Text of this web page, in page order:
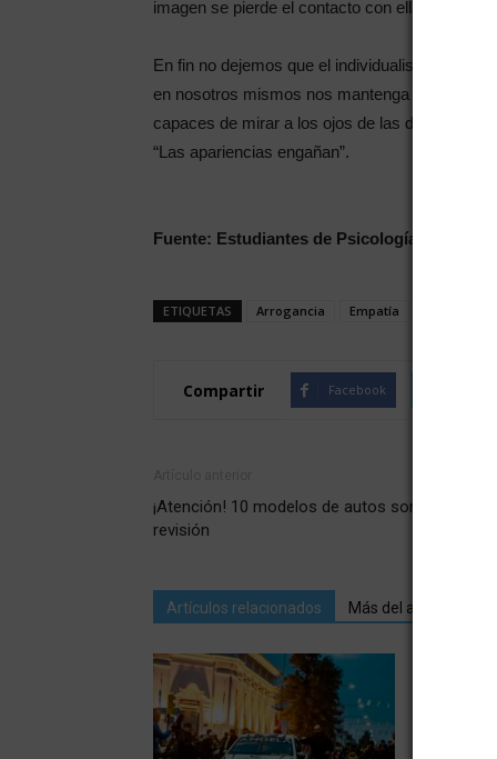
imagen se pierde el contacto con ellas.
En fin no dejemos que el individualismo y todo
en nosotros mismos nos mantenga
capaces de mirar a los ojos de las demás
“Las apariencias engañan”.
Fuente: Estudiantes de Psicología de la
ETIQUETAS Arrogancia Empatía
Compartir Facebook
¡Atención! 10 modelos de autos son llamados a
revisión
Artículos relacionados Más del autor